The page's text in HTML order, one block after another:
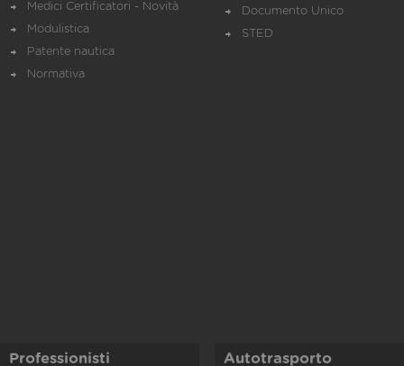
Medici Certificatori - Novità
Modulistica
Patente nautica
Normativa
Documento Unico
STED
Professionisti Autotrasporto